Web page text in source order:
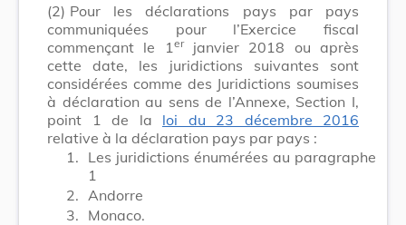
(2) Pour les déclarations pays par pays
communiquées pour l’Exercice fiscal
commençant le
1 erjanvier 2018 ou après
cette date, les juridictions suivantes sont
considérées comme des Juridictions soumises
à déclaration au sens de l’Annexe, Section I,
point 1 de la loi du 23 décembre 2016
relative à la déclaration pays par pays :
1. Les juridictions énumérées au paragraphe
1
2. Andorre
3. Monaco.